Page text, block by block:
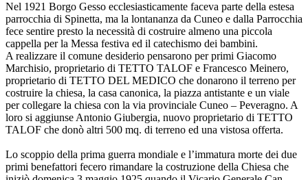
Nel 1921 Borgo Gesso ecclesiasticamente faceva parte della estesa
parrocchia di Spinetta, ma la lontananza da Cuneo e dalla Parrocchia
fece sentire presto la necessità di costruire almeno una piccola
cappella per la Messa festiva ed il catechismo dei bambini.
A realizzare il comune desiderio pensarono per primi Giacomo
Marchisio, proprietario di TETTO TALOF e Francesco Meinero,
proprietario di TETTO DEL MEDICO che donarono il terreno per
costruire la chiesa, la casa canonica, la piazza antistante e un viale
per collegare la chiesa con la via provinciale Cuneo – Peveragno. A
loro si aggiunse Antonio Giubergia, nuovo proprietario di TETTO
TALOF che donò altri 500 mq. di terreno ed una vistosa offerta.
Lo scoppio della prima guerra mondiale e l’immatura morte dei due
primi benefattori fecero rimandare la costruzione della Chiesa che